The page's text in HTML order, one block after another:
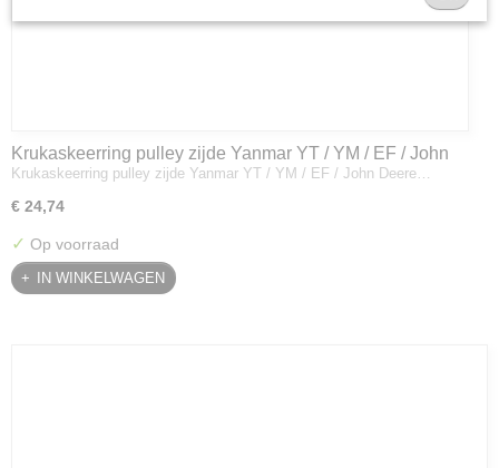
Krukaskeerring pulley zijde Yanmar YT / YM / EF / John
Deere - 119934-01800
Krukaskeerring pulley zijde Yanmar YT / YM / EF / John Deere…
€ 24,74
✓ Op voorraad
IN WINKELWAGEN